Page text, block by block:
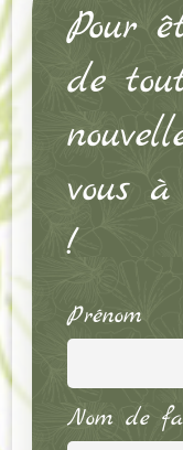
Pour
de
vous
!
Prénom
Nom de